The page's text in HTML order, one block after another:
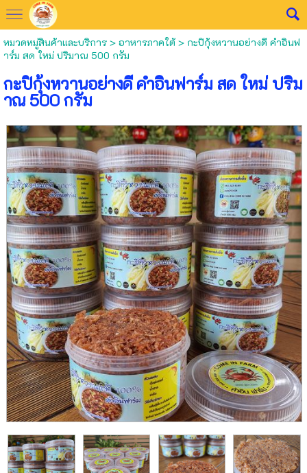
หมวดหมู่สินค้าและบริการ> อาหารภาคใต้> กะปิกุ้งหวานอย่างดี คำอินฟ
าร์ม สด ใหม่ ปริมาณ 500 กรัม
กะปิกุ้งหวานอย่างดี คำอินฟาร์ม สด ใหม่ ปริม
าณ 500 กรัม